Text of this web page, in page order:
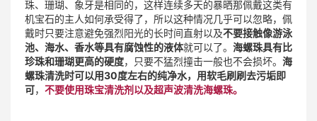
珠、珊瑚、象牙是相同的，这样连续多天的暴晒那佩戴这类有
机宝石的主人如何承受得了，所以这种情况几乎可以忽略，佩
戴时只要注意避免强烈阳光的长时间直射以及不要接触像游泳
池、海水、香水等具有腐蚀性的液体就可以了。 海螺珠具有比
珍珠和珊瑚更高的硬度，只要不猛烈撞击一般也不会损坏。 海
螺珠清洗时可以用30度左右的纯净水，用软毛刷刷去污垢即
可， 不要使用珠宝清洗剂以及超声波清洗海螺珠。